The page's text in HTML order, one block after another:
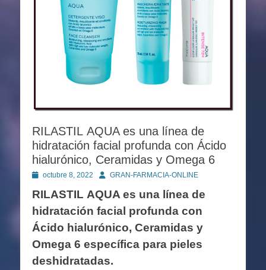
RILASTIL AQUA es una línea de
hidratación facial profunda con Ácido
hialurónico, Ceramidas y Omega 6
Publicado
octubre 8, 2022 AutorGRAN-FARMACIA-ONLINE
RILASTIL AQUA es una línea de
hidratación facial profunda con
Ácido hialurónico, Ceramidas y
Omega 6 específica para pieles
deshidratadas.